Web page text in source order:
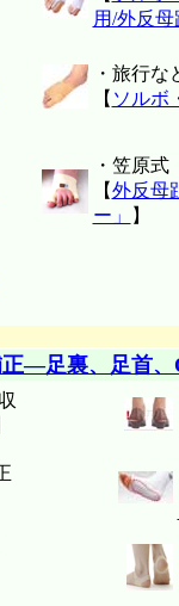
用/外反
・旅行な
【 ソルボ
・笠原式
【外反母
ー」
】
正―足裏、足首